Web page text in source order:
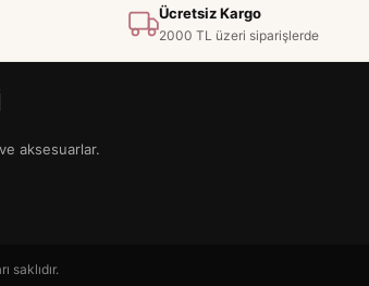
Ücretsiz Kargo
2000 TL üzeri siparişlerde
aksesuarlar.
saklıdır.